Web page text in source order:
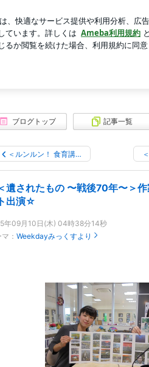
☆ | FMSUN76.1MHzのブログ
いスーパーの買い物
グ
ティFM放送局「エフエム・サン」のブログ
ブログトップ 記事一覧
＜ルンルン！ 食育講…
遺されたもの 〜戦後70年〜＞
ト出演☆
年09月10日(木) 04時38分14秒
： Weekdayみっくすより